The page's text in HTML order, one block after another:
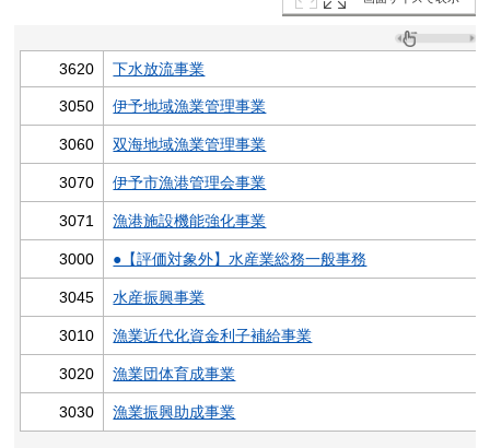
3620 下水放流事業
3050 伊予地域漁業管理事業
3060 双海地域漁業管理事業
3070 伊予市漁港管理会事業
3071 漁港施設機能強化事業
3000 ●【評価対象外】水産業総務一般事務
3045 水産振興事業
3010 漁業近代化資金利子補給事業
3020 漁業団体育成事業
3030 漁業振興助成事業